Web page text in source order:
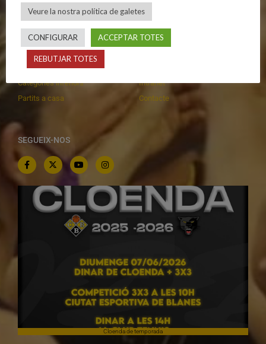
Primer Equip Masculí
Primer Equip Femení
Equips federats
C.E. El Vilar
Altres equips
Categories inferiors
Partits a casa
Actualitat
Inscripcions
Botiga
Intranet
Contacte
SEGUEIX-NOS
Cloenda de temporada
Veure la nostra política de galetes
CONFIGURAR ACCEPTAR TOTES
REBUTJAR TOTES